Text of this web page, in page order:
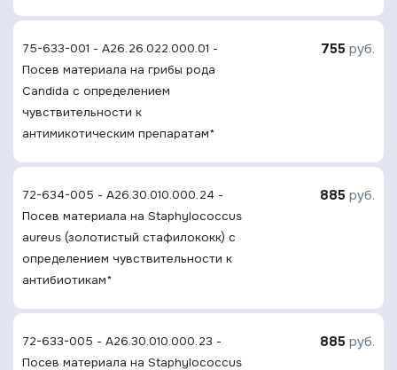
75-633-001 - A26.26.022.000.01 -
Посев материала на грибы рода
Candida с определением
чувcтвительности к
антимикотическим препаратам*
755 руб.
72-634-005 - A26.30.010.000.24 -
Посев материала на Staphylocосcus
aureus (золотистый стафилококк) с
определением чувcтвительности к
антибиотикам*
885 руб.
72-633-005 - A26.30.010.000.23 -
Посев материала на Staphylocосcus
885 руб.